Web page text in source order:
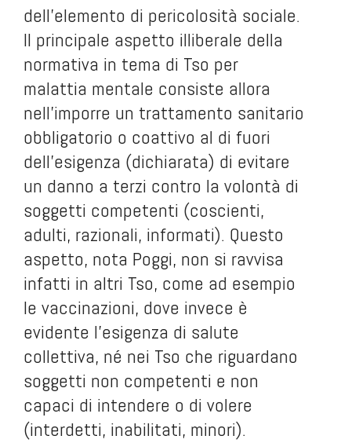
dell’elemento di pericolosità sociale.
Il principale aspetto illiberale della
normativa in tema di Tso per
malattia mentale consiste allora
nell’imporre un trattamento sanitario
obbligatorio o coattivo al di fuori
dell’esigenza (dichiarata) di evitare
un danno a terzi contro la volontà di
soggetti competenti (coscienti,
adulti, razionali, informati). Questo
aspetto, nota Poggi, non si ravvisa
infatti in altri Tso, come ad esempio
le vaccinazioni, dove invece è
evidente l’esigenza di salute
collettiva, né nei Tso che riguardano
soggetti non competenti e non
capaci di intendere o di volere
(interdetti, inabilitati, minori).